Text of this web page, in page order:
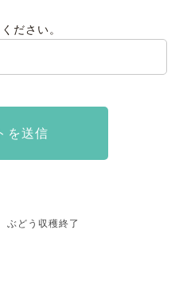
ださい。
ぶどう収穫終了